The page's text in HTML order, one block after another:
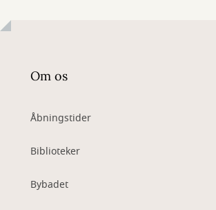
Om os
Åbningstider
Biblioteker
Bybadet